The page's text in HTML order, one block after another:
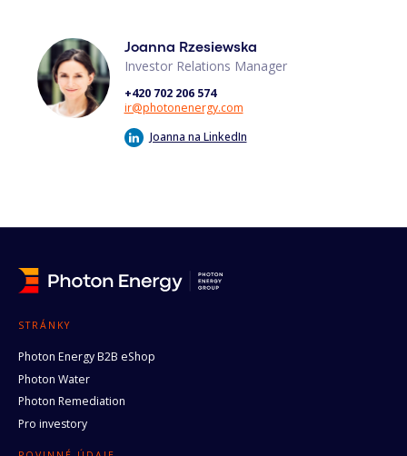
Joanna Rzesiewska
Investor Relations Manager
+420 702 206 574
ir@photonenergy.com
Joanna na LinkedIn
STRÁNKY
Photon Energy B2B eShop
Photon Water
Photon Remediation
Pro investory